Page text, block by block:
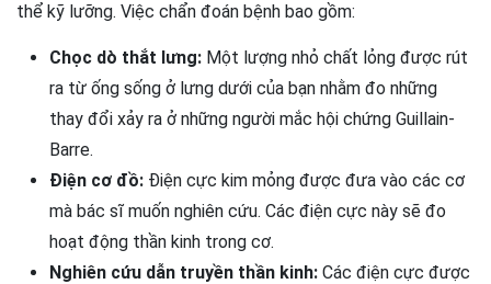
thể kỹ lưỡng. Việc chẩn đoán bệnh bao gồm:
Chọc dò thắt lưng: Một lượng nhỏ chất lỏng được rút
ra từ ống sống ở lưng dưới của bạn nhằm đo những
thay đổi xảy ra ở những người mắc hội chứng Guillain-
Barre.
Điện cơ đồ: Điện cực kim mỏng được đưa vào các cơ
mà bác sĩ muốn nghiên cứu. Các điện cực này sẽ đo
hoạt động thần kinh trong cơ.
Nghiên cứu dẫn truyền thần kinh: Các điện cực được